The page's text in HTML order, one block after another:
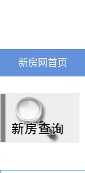
新房网首页